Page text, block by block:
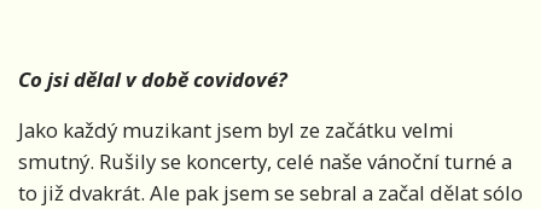
Co jsi dělal v době covidové?
Jako každý muzikant jsem byl ze začátku velmi
smutný. Rušily se koncerty, celé naše vánoční turné a
to již dvakrát. Ale pak jsem se sebral a začal dělat sólo